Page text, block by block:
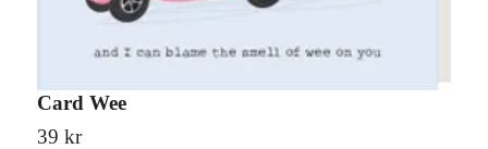
Card Wee
39 kr